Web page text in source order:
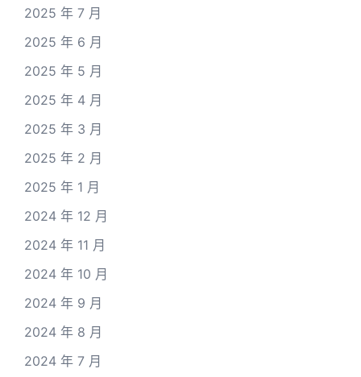
2025 年 7 月
2025 年 6 月
2025 年 5 月
2025 年 4 月
2025 年 3 月
2025 年 2 月
2025 年 1 月
2024 年 12 月
2024 年 11 月
2024 年 10 月
2024 年 9 月
2024 年 8 月
2024 年 7 月